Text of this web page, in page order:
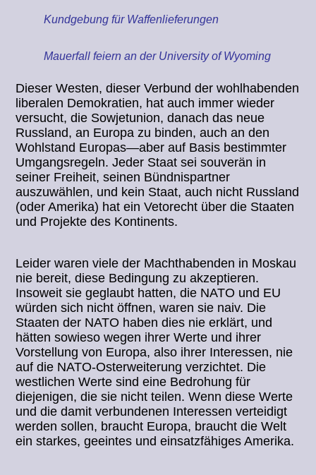
Kundgebung für Waffenlieferungen
Mauerfall feiern an der University of Wyoming
Dieser Westen, dieser Verbund der wohlhabenden
liberalen Demokratien, hat auch immer wieder
versucht, die Sowjetunion, danach das neue
Russland, an Europa zu binden, auch an den
Wohlstand Europas—aber auf Basis bestimmter
Umgangsregeln. Jeder Staat sei souverän in
seiner Freiheit, seinen Bündnispartner
auszuwählen, und kein Staat, auch nicht Russland
(oder Amerika) hat ein Vetorecht über die Staaten
und Projekte des Kontinents.
Leider waren viele der Machthabenden in Moskau
nie bereit, diese Bedingung zu akzeptieren.
Insoweit sie geglaubt hatten, die NATO und EU
würden sich nicht öffnen, waren sie naiv. Die
Staaten der NATO haben dies nie erklärt, und
hätten sowieso wegen ihrer Werte und ihrer
Vorstellung von Europa, also ihrer Interessen, nie
auf die NATO-Osterweiterung verzichtet. Die
westlichen Werte sind eine Bedrohung für
diejenigen, die sie nicht teilen. Wenn diese Werte
und die damit verbundenen Interessen verteidigt
werden sollen, braucht Europa, braucht die Welt
ein starkes, geeintes und einsatzfähiges Amerika.